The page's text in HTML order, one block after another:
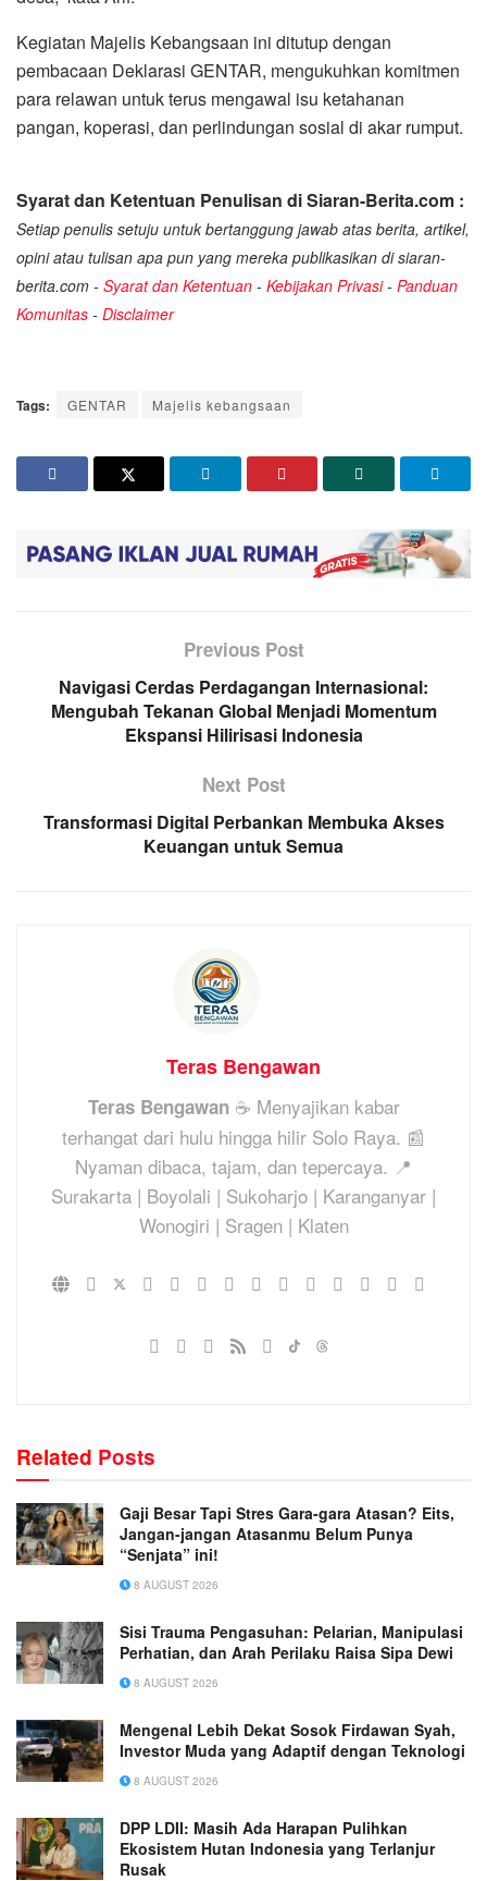
Kegiatan Majelis Kebangsaan ini ditutup dengan
pembacaan Deklarasi GENTAR, mengukuhkan komitmen
para relawan untuk terus mengawal isu ketahanan
pangan, koperasi, dan perlindungan sosial di akar rumput.
Syarat dan Ketentuan Penulisan di Siaran-Berita.com :
Setiap penulis setuju untuk bertanggung jawab atas berita, artikel,
opini atau tulisan apa pun yang mereka publikasikan di siaran-
berita.com - Syarat dan Ketentuan - Kebijakan Privasi- Panduan
Komunitas - Disclaimer
Tags: GENTAR Majelis kebangsaan
Previous Post
Navigasi Cerdas Perdagangan Internasional:
Mengubah Tekanan Global Menjadi Momentum
Ekspansi Hilirisasi Indonesia
Next Post
Transformasi Digital Perbankan Membuka Akses
Keuangan untuk Semua
Teras Bengawan
Teras Bengawan☕ Menyajikan kabar
terhangat dari hulu hingga hilir Solo Raya. 📰
Nyaman dibaca, tajam, dan tepercaya. 📍
Surakarta | Boyolali | Sukoharjo | Karanganyar |
Wonogiri | Sragen | Klaten
Related Posts
Gaji Besar Tapi Stres Gara-gara Atasan? Eits,
Jangan-jangan Atasanmu Belum Punya
“Senjata” ini!
8 AUGUST 2026
Sisi Trauma Pengasuhan: Pelarian, Manipulasi
Perhatian, dan Arah Perilaku Raisa Sipa Dewi
8 AUGUST 2026
Mengenal Lebih Dekat Sosok Firdawan Syah,
Investor Muda yang Adaptif dengan Teknologi
8 AUGUST 2026
DPP LDII: Masih Ada Harapan Pulihkan
Ekosistem Hutan Indonesia yang Terlanjur
Rusak